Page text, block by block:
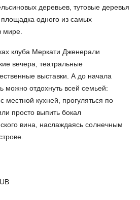
деревьев, тутовые деревья
одного из самых
мире.
клуба Меркати Дженерали
вечера, театральные
выставки. А до начала
можно отдохнуть всей семьей:
местной кухней, прогуляться по
просто выпить бокал
вина, наслаждаясь солнечным